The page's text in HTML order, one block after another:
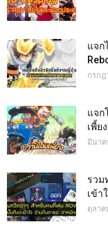
แจก
กรกฎ
แจก
เพี้ย
มีนาค
รวม
เข้า
ตุลาค